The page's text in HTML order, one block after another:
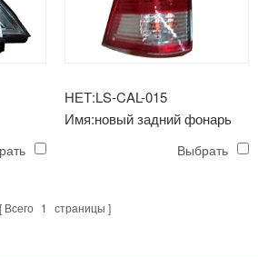
НЕТ:LS-CAL-015
Имя:новый задний фонарь
Выбрать
Всего 1 страницы